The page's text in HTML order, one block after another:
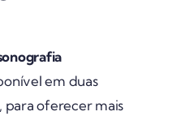
em duas
, para oferecer mais